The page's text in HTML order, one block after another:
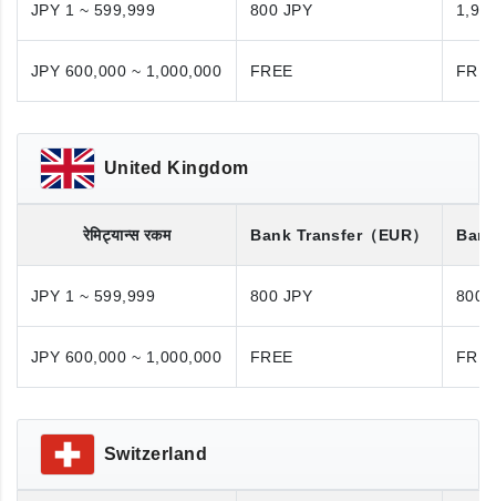
JPY 1 ~ 599,999 800 JPY
JPY 600,000 ~ 1,000,000 FREE
United Kingdom
रेमिट्यान्स रकम Bank Transfer（EUR）
JPY 1 ~ 599,999 800 JPY 800
JPY 600,000 ~ 1,000,000 FREE
Switzerland